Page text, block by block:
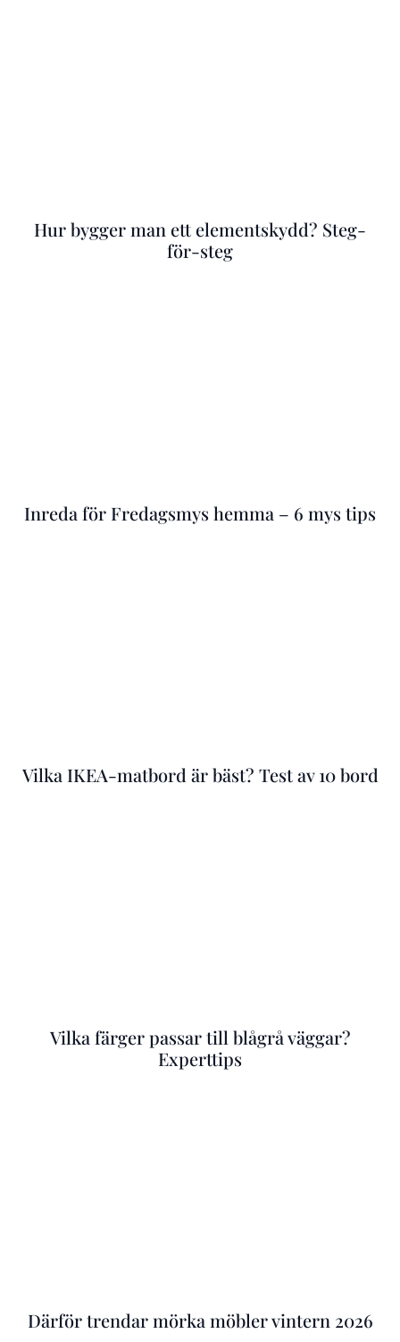
Hur bygger man ett elementskydd? Steg-
för-steg
Inreda för Fredagsmys hemma – 6 mys tips
Vilka IKEA-matbord är bäst? Test av 10 bord
Vilka färger passar till blågrå väggar?
Experttips
Därför trendar mörka möbler vintern 2026